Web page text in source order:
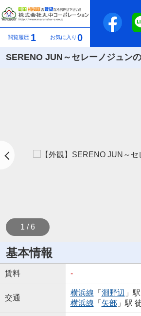
閲覧履歴 1 お気に入り 0
SERENO JUN～セレーノジュン
1 / 6
基本情報
賃料 -
交通
横浜線 「 淵野辺 」
横浜線 「 矢部 」駅